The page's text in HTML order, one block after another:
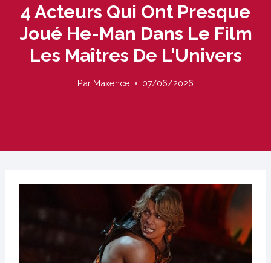
4 Acteurs Qui Ont Presque
Joué He-Man Dans Le Film
Les Maîtres De L'Univers
Par Maxence 07/06/2026